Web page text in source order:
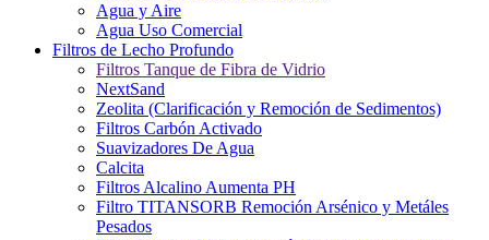
Agua y Aire
Agua Uso Comercial
Filtros de Lecho Profundo
Filtros Tanque de Fibra de Vidrio
NextSand
Zeolita (Clarificación y Remoción de Sedimentos)
Filtros Carbón Activado
Suavizadores De Agua
Calcita
Filtros Alcalino Aumenta PH
Filtro TITANSORB Remoción Arsénico y Metáles
Pesados